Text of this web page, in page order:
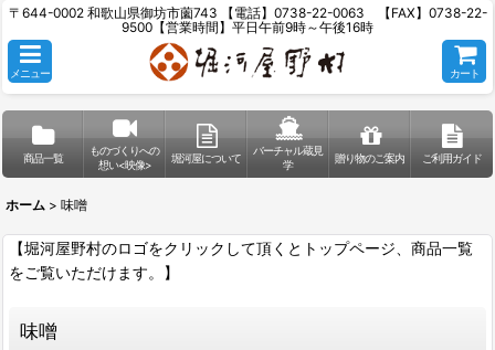
〒644-0002 和歌山県御坊市薗743 【電話】0738-22-0063 【FAX】0738-22-
9500【営業時間】平日午前9時～午後16時
メニュー カート
商品一覧
ものづくりへの
想い<映像>
堀河屋について
バーチャル蔵見
学
贈り物のご案内 ご利用ガイド
ホーム > 味噌
【堀河屋野村のロゴをクリックして頂くとトップページ、商品一覧
をご覧いただけます。】
味噌